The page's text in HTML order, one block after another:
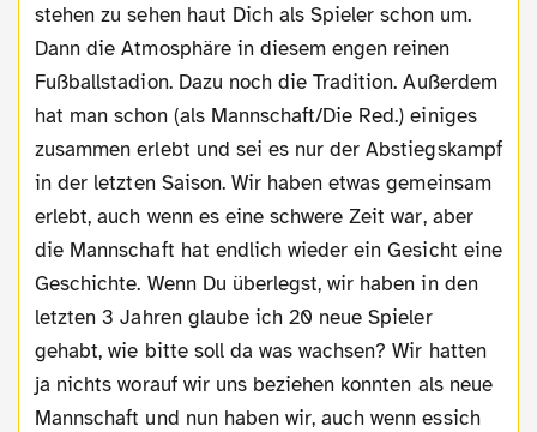
stehen zu sehen haut Dich als Spieler schon um.
Dann die Atmosphäre in diesem engen reinen
Fußballstadion. Dazu noch die Tradition. Außerdem
hat man schon (als Mannschaft/Die Red.) einiges
zusammen erlebt und sei es nur der Abstiegskampf
in der letzten Saison. Wir haben etwas gemeinsam
erlebt, auch wenn es eine schwere Zeit war, aber
die Mannschaft hat endlich wieder ein Gesicht eine
Geschichte. Wenn Du überlegst, wir haben in den
letzten 3 Jahren glaube ich 20 neue Spieler
gehabt, wie bitte soll da was wachsen? Wir hatten
ja nichts worauf wir uns beziehen konnten als neue
Mannschaft und nun haben wir, auch wenn essich